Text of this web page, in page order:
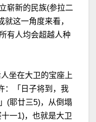
崭新的民族(参拉二
这一角度来看，
有人均会超越人种
坐在大卫的宝座上
：「日子将到，我
(耶廿三5)，从倒塌
一1)，也就是大卫